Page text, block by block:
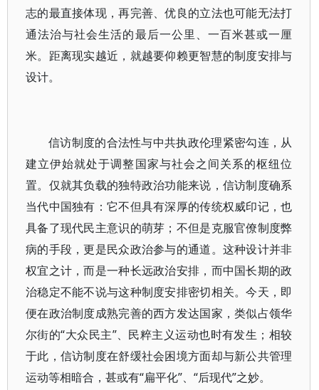
志的最直接体现，再完善、优良的立法也可能无法打
通法治与社会生活的最后一公里、一百米甚或一厘
米。距离现实越近，就越要仰赖更智慧的制度安排与
设计。
信访制度的合法性与中共执政伦理紧密勾连，从
建立伊始就处于调整国家与社会之间关系的枢纽位
置。仅就其负载的独特政治功能来说，信访制度确系
当代中国独有：它不但具有深厚的传统权威印记，也
具备了现代民主意识的萌芽；不但是克服官僚制度弊
病的手段，更是民众政治参与的通道。这种设计并非
权宜之计，而是一种长远政治安排，而中国长期的政
治稳定不能不说与这种制度安排密切相关。今天，即
便在政治制度成熟完善的西方发达国家，类似占领华
尔街的“大众民主”、民粹主义运动也时有发生；相较
于此，信访制度在舒缓社会困境方面却与新公共管理
运动等相暗合，甚或有“扁平化”、“后现代”之妙。